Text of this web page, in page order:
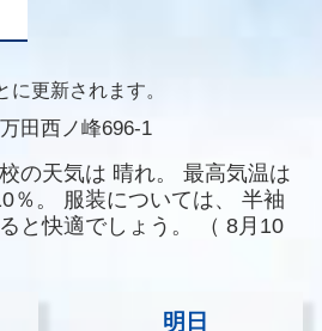
に更新されます。
田西ノ峰696-1
の天気は 晴れ。
最高気温は
％。 服装については、
半袖
と快適でしょう。
（ 8月10
明日